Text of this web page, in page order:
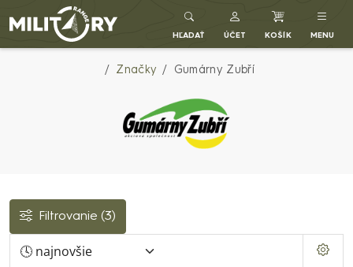
Army shop MILITARY RANGE SK
HĽADAŤ ÚČET KOŠÍK MENU
Značky Gumárny Zubří
Filtrovanie (3)